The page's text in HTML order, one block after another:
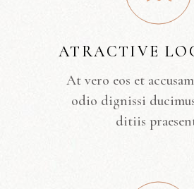
ATRACTIVE
At vero eos et
odio dignissi
ditiis